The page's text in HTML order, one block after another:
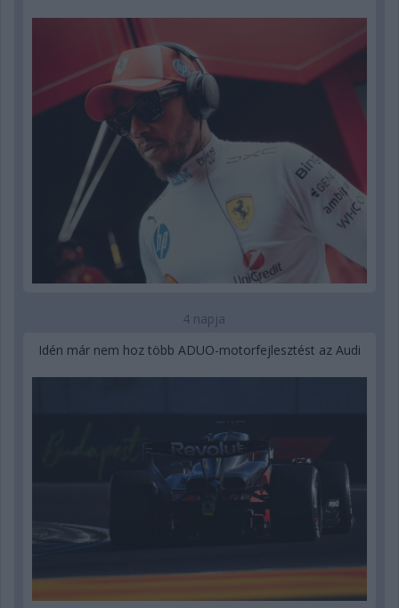
4 napja
Idén már nem hoz több ADUO-motorfejlesztést az Audi